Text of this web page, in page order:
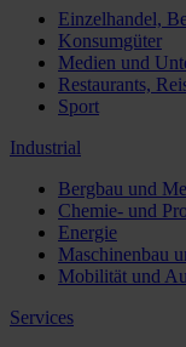
Einzelhandel,
Konsumgüter
Medien und
Restaurants,
Sport
Industrial
Bergbau und
Chemie- und
Energie
Maschinenbau
Mobilität und
Services